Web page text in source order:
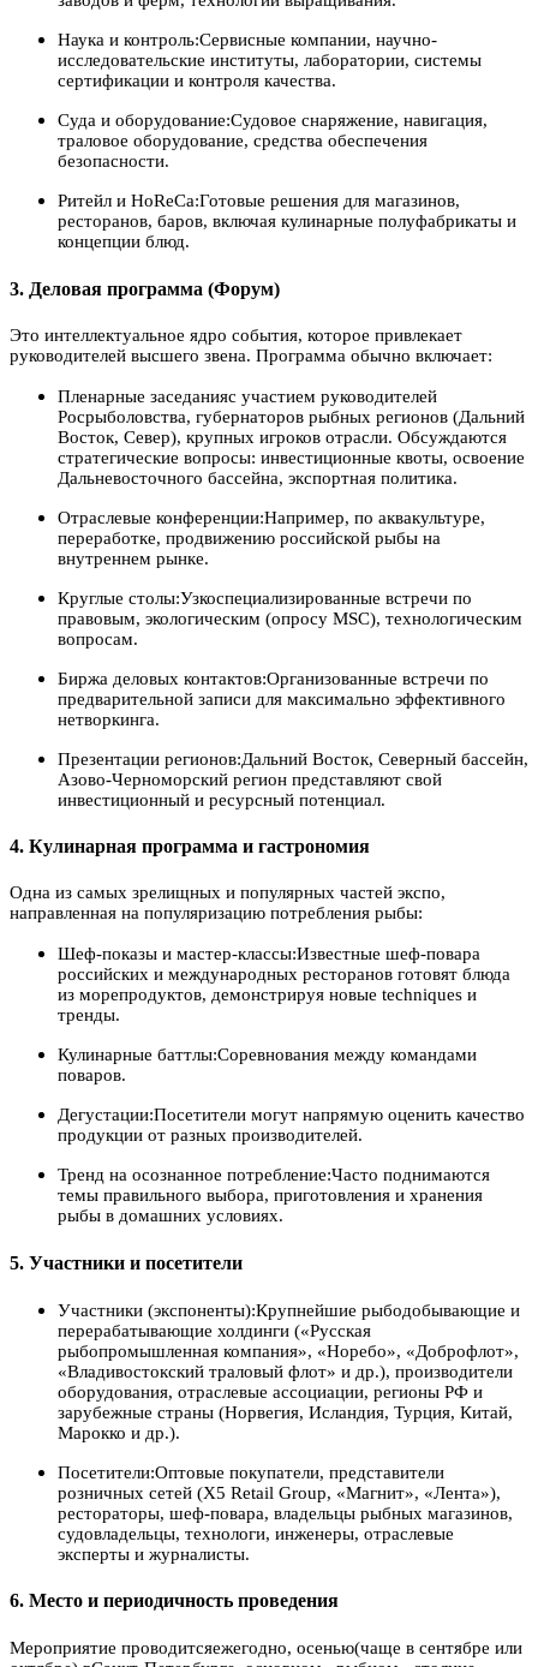
Наука и контроль:Сервисные компании, научно-
исследовательские институты, лаборатории, системы
сертификации и контроля качества.
Суда и оборудование:Судовое снаряжение, навигация,
траловое оборудование, средства обеспечения
безопасности.
Ритейл и HoReCa:Готовые решения для магазинов,
ресторанов, баров, включая кулинарные полуфабрикаты и
концепции блюд.
3. Деловая программа (Форум)
Это интеллектуальное ядро события, которое привлекает
руководителей высшего звена. Программа обычно включает:
Пленарные заседанияс участием руководителей
Росрыболовства, губернаторов рыбных регионов (Дальний
Восток, Север), крупных игроков отрасли. Обсуждаются
стратегические вопросы: инвестиционные квоты, освоение
Дальневосточного бассейна, экспортная политика.
Отраслевые конференции:Например, по аквакультуре,
переработке, продвижению российской рыбы на
внутреннем рынке.
Круглые столы:Узкоспециализированные встречи по
правовым, экологическим (опросу MSC), технологическим
вопросам.
Биржа деловых контактов:Организованные встречи по
предварительной записи для максимально эффективного
нетворкинга.
Презентации регионов:Дальний Восток, Северный бассейн,
Азово-Черноморский регион представляют свой
инвестиционный и ресурсный потенциал.
4. Кулинарная программа и гастрономия
Одна из самых зрелищных и популярных частей экспо,
направленная на популяризацию потребления рыбы:
Шеф-показы и мастер-классы:Известные шеф-повара
российских и международных ресторанов готовят блюда
из морепродуктов, демонстрируя новые techniques и
тренды.
Кулинарные баттлы:Соревнования между командами
поваров.
Дегустации:Посетители могут напрямую оценить качество
продукции от разных производителей.
Тренд на осознанное потребление:Часто поднимаются
темы правильного выбора, приготовления и хранения
рыбы в домашних условиях.
5. Участники и посетители
Участники (экспоненты):Крупнейшие рыбодобывающие и
перерабатывающие холдинги («Русская
рыбопромышленная компания», «Норебо», «Доброфлот»,
«Владивостокский траловый флот» и др.), производители
оборудования, отраслевые ассоциации, регионы РФ и
зарубежные страны (Норвегия, Исландия, Турция, Китай,
Марокко и др.).
Посетители:Оптовые покупатели, представители
розничных сетей (X5 Retail Group, «Магнит», «Лента»),
рестораторы, шеф-повара, владельцы рыбных магазинов,
судовладельцы, технологи, инженеры, отраслевые
эксперты и журналисты.
6. Место и периодичность проведения
Мероприятие проводитсяежегодно, осенью(чаще в сентябре или